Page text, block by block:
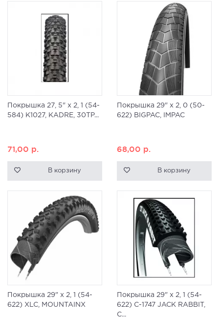
Покрышка 27, 5" x 2, 1 (54-
584) K1027, KADRE, 30TP...
71,00 р.
В корзину
Покрышка 29" x 2, 0 (50-
622) BIGPAC, IMPAC
68,00 р.
В корзину
Покрышка 29" x 2, 1 (54-
622) XLC, MOUNTAINX
Покрышка 29" x 2, 1 (54-
622) C-1747 JACK RABBIT,
C...